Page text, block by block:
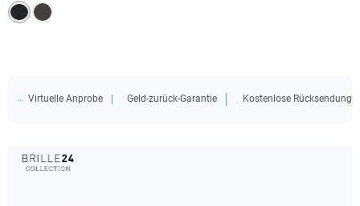
Virtuelle Anprobe Geld-zurück-Garantie Kostenlose Rücksendung